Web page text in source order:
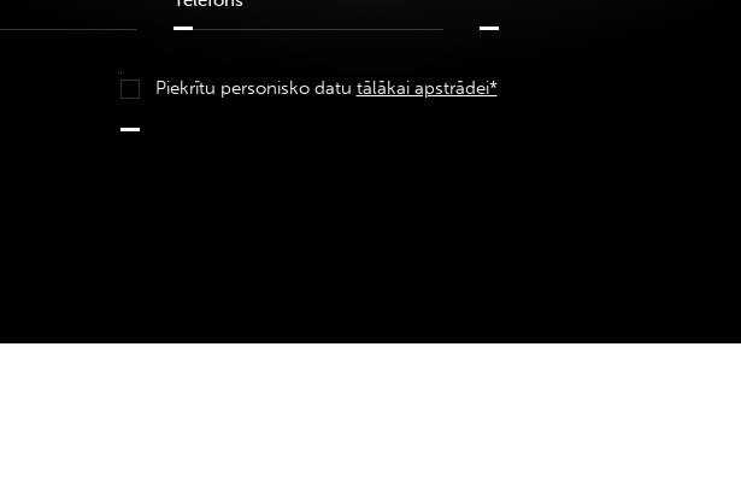
Piekrītu personisko datu tālākai apstrādei*